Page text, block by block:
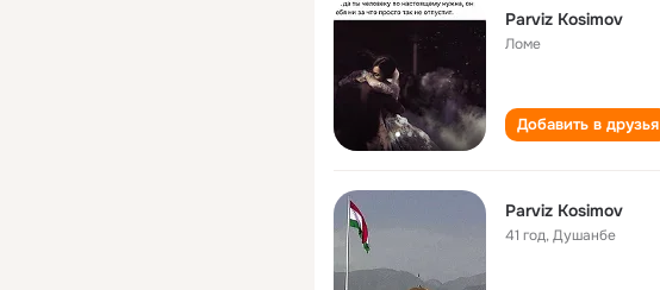
Parviz Kosimov
Ломе
Добавить в друзья
Parviz Kosimov
41 год,Душанбе